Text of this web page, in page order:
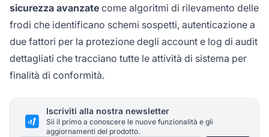
sicurezza avanzate come algoritmi di rilevamento delle
frodi che identificano schemi sospetti, autenticazione a
due fattori per la protezione degli account e log di audit
dettagliati che tracciano tutte le attività di sistema per
finalità di conformità.
Iscriviti alla nostra newsletter
Sii il primo a conoscere le nuove funzionalità e gli
aggiornamenti del prodotto.